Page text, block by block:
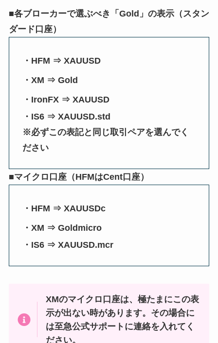
■各ブローカーで選ぶべき「Gold」の表示（スタン
ダード口座）
・HFM ⇒ XAUUSD
・XM ⇒ Gold
・IronFX ⇒ XAUUSD
・IS6 ⇒ XAUUSD.std
※必ずこの表記と同じ取引ペアを選んでく
ださい
■マイクロ口座（HFMはCent口座）
・HFM ⇒ XAUUSDc
・XM ⇒ Goldmicro
・IS6 ⇒ XAUUSD.mcr
XMのマイクロ口座は、極たまにこの表
示が出ない時があります。その場合に
は至急公式サポートに連絡を入れてく
ださい。